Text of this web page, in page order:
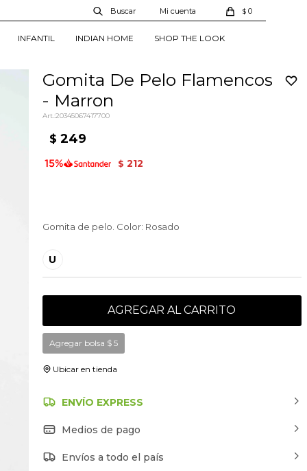
INFANTIL INDIAN HOME SHOP THE LOOK
$ 0
Gomita De Pelo Flamencos
- Marron
20345067417700
$ 249
$ 212
Gomita de pelo. Color: Rosado
U
AGREGAR AL CARRITO
Agregar bolsa $ 5
Ubicar en tienda
ENVÍO EXPRESS
Medios de pago
Envíos a todo el país